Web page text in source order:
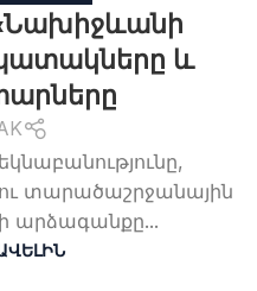
և
տարածաշրջանային
արձագանքը...